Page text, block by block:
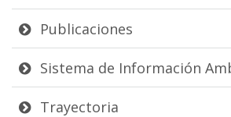
Publicaciones
Sistema de Información
Trayectoria